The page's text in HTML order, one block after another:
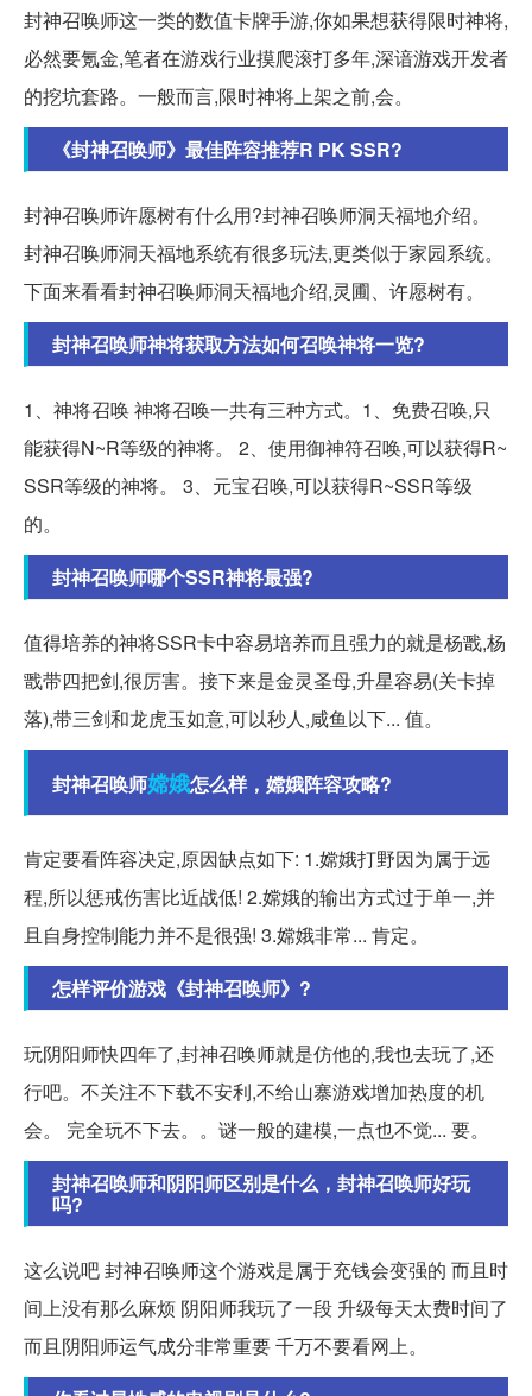
封神召唤师这一类的数值卡牌手游,你如果想获得限时神将,
必然要氪金,笔者在游戏行业摸爬滚打多年,深谙游戏开发者
的挖坑套路。一般而言,限时神将上架之前,会。
《封神召唤师》最佳阵容推荐R PK SSR?
封神召唤师许愿树有什么用?封神召唤师洞天福地介绍。
封神召唤师洞天福地系统有很多玩法,更类似于家园系统。
下面来看看封神召唤师洞天福地介绍,灵圃、许愿树有。
封神召唤师神将获取方法如何召唤神将一览?
1、神将召唤 神将召唤一共有三种方式。1、免费召唤,只
能获得N~R等级的神将。 2、使用御神符召唤,可以获得R~
SSR等级的神将。 3、元宝召唤,可以获得R~SSR等级
的。
封神召唤师哪个SSR神将最强?
值得培养的神将SSR卡中容易培养而且强力的就是杨戬,杨
戬带四把剑,很厉害。接下来是金灵圣母,升星容易(关卡掉
落),带三剑和龙虎玉如意,可以秒人,咸鱼以下... 值。
封神召唤师嫦娥怎么样，嫦娥阵容攻略?
肯定要看阵容决定,原因缺点如下: 1.嫦娥打野因为属于远
程,所以惩戒伤害比近战低! 2.嫦娥的输出方式过于单一,并
且自身控制能力并不是很强! 3.嫦娥非常... 肯定。
怎样评价游戏《封神召唤师》?
玩阴阳师快四年了,封神召唤师就是仿他的,我也去玩了,还
行吧。不关注不下载不安利,不给山寨游戏增加热度的机
会。 完全玩不下去。。谜一般的建模,一点也不觉... 要。
封神召唤师和阴阳师区别是什么，封神召唤师好玩
吗?
这么说吧 封神召唤师这个游戏是属于充钱会变强的 而且时
间上没有那么麻烦 阴阳师我玩了一段 升级每天太费时间了
而且阴阳师运气成分非常重要 千万不要看网上。